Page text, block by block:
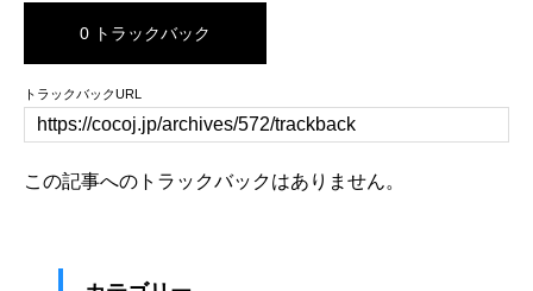
0 トラックバック
トラックバックURL
この記事へのトラックバックはありません。